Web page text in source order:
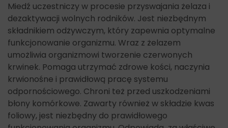
Miedź uczestniczy w procesie przyswajania żelaza i
dezaktywacji wolnych rodników. Jest niezbędnym
składnikiem odżywczym, który zapewnia optymalne
funkcjonowanie organizmu. Wraz z żelazem
umożliwia organizmowi tworzenie czerwonych
krwinek. Pomaga utrzymać zdrowe kości, naczynia
krwionośne i prawidłową pracę systemu
odpornościowego. Chroni też przed uszkodzeniami
błony komórkowe. Zawarty również w składzie kwas
foliowy, jest niezbędny do prawidłowego